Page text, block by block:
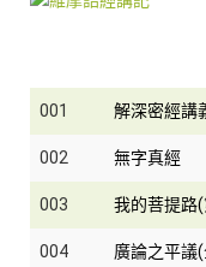
001 解深密經講
002 無字真經
003 我的菩提路
004 廣論之平議